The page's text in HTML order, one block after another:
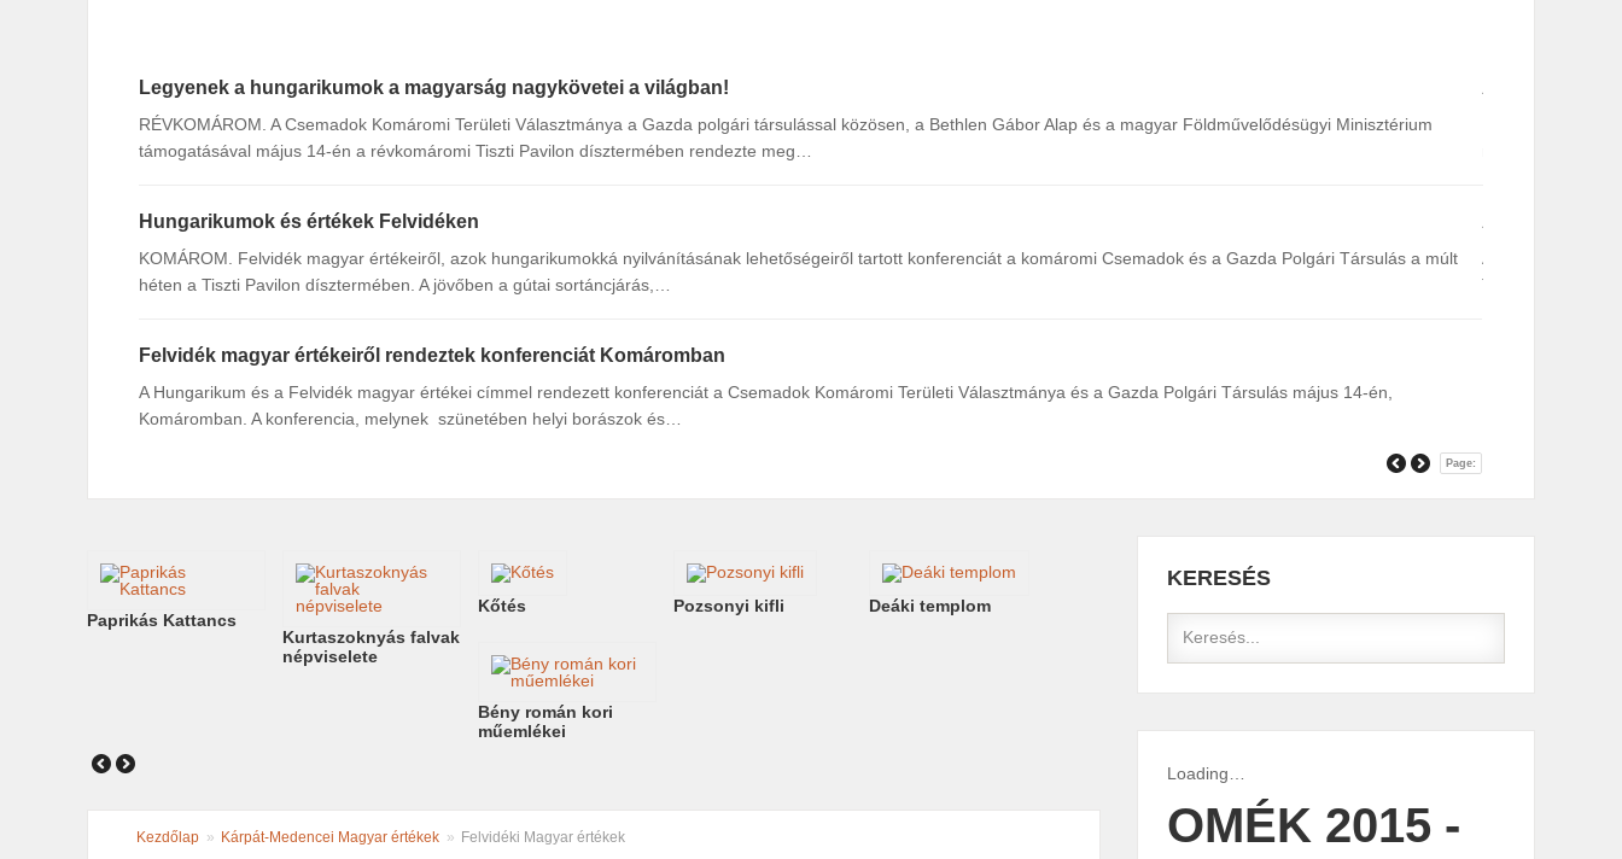
Legyenek a hungarikumok a magyarság nagykövetei a világban!
RÉVKOMÁROM. A Csemadok Komáromi Területi Választmánya a Gazda polgári társulással közösen, a Bethlen Gábor Alap és a magyar Földművelődésügyi Minisztérium
támogatásával május 14-én a révkomáromi Tiszti Pavilon dísztermében rendezte meg…
Hungarikumok és értékek Felvidéken
KOMÁROM. Felvidék magyar értékeiről, azok hungarikumokká nyilvánításának lehetőségeiről tartott konferenciát a komáromi Csemadok és a Gazda Polgári Társulás a múlt
héten a Tiszti Pavilon dísztermében. A jövőben a gútai sortáncjárás,…
Felvidék magyar értékeiről rendeztek konferenciát Komáromban
A Hungarikum és a Felvidék magyar értékei címmel rendezett konferenciát a Csemadok Komáromi Területi Választmánya és a Gazda Polgári Társulás május 14-én,
Komáromban. A konferencia, melynek szünetében helyi borászok és…
A
Területi
Page:
Paprikás Kattancs
Kurtaszoknyás falvak
népviselete
Kőtés Pozsonyi kifli Deáki templom
Bény román kori
műemlékei
Kezdőlap » Kárpát-Medencei Magyar értékek » Felvidéki Magyar értékek
KERESÉS
Loading…
OMÉK 2015 -